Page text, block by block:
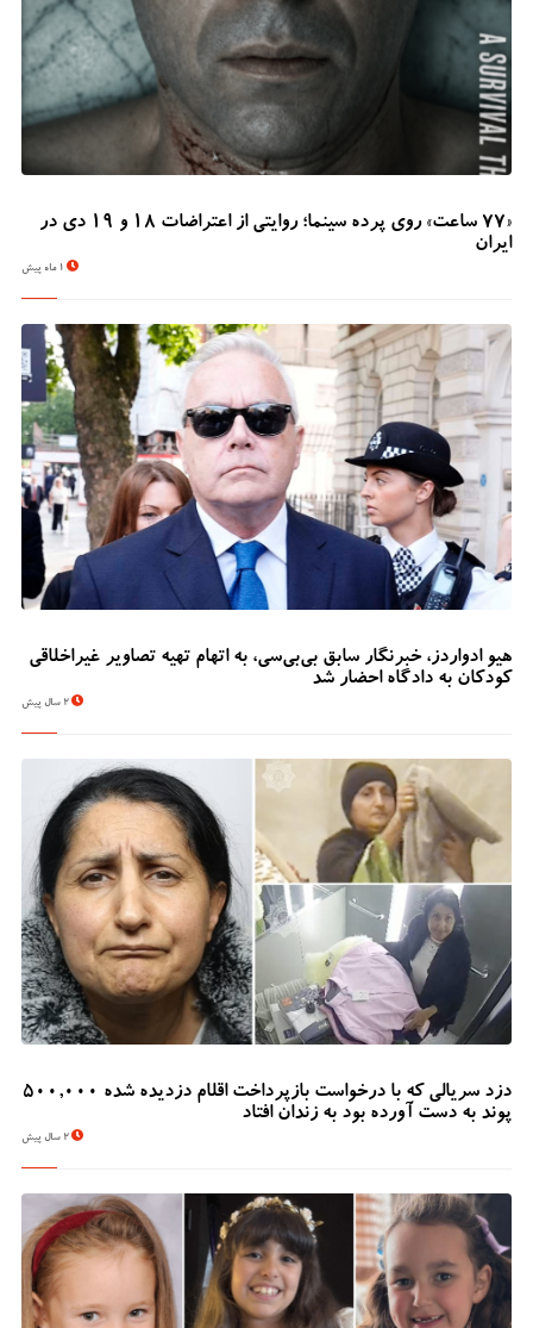
«۷۷ ساعت» روی پرده سینما؛ روایتی از اعتراضات ۱۸ و ۱۹ دی در
ایران
هیو ادواردز، خبرنگار سابق بی‌بی‌سی، به اتهام تهیه تصاویر غیراخلاقی
کودکان به دادگاه احضار شد
2 سال پیش
دزد سریالی که با درخواست بازپرداخت اقلام دزدیده شده 500,000
پوند به دست آورده بود به زندان افتاد
2 سال پیش